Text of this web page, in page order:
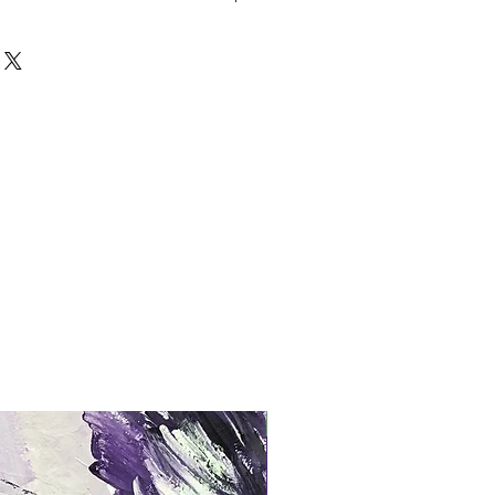
das Kunstwerk nicht dem Wunsch